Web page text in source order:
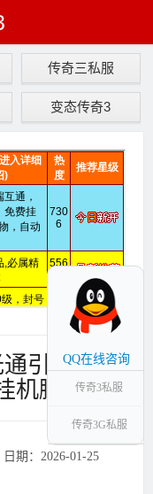
传奇三私服
变态传奇3
引擎登录
机脚本
：2026-01-25
QQ在线咨询
传奇3私服
传奇3G私服